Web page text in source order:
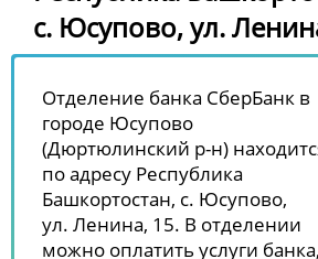
с. Юсупово, ул.
Отделение банка СберБанк в
городе Юсупово
(Дюртюлинский р-н)
по адресу Республика
Башкортостан, с. Юсупово,
ул. Ленина, 15. В отделении
можно оплатить услуги банка,